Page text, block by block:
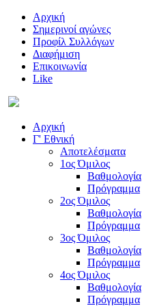
Αρχική
Σημερινοί αγώνες
Προφίλ Συλλόγων
Διαφήμιση
Επικοινωνία
Like
Αρχική
Γ' Εθνική
Αποτελέσματα
1ος Όμιλος
Βαθμολογία
Πρόγραμμα
2ος Όμιλος
Βαθμολογία
Πρόγραμμα
3ος Όμιλος
Βαθμολογία
Πρόγραμμα
4ος Όμιλος
Βαθμολογία
Πρόγραμμα